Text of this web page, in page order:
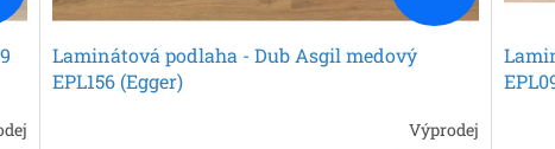
Laminátová podlaha - Dub Asgil medový
EPL156 (Egger)
Výprodej